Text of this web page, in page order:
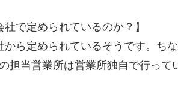
社で定められているのか？】
から定められているそうです。ち
担当営業所は営業所独自で行って